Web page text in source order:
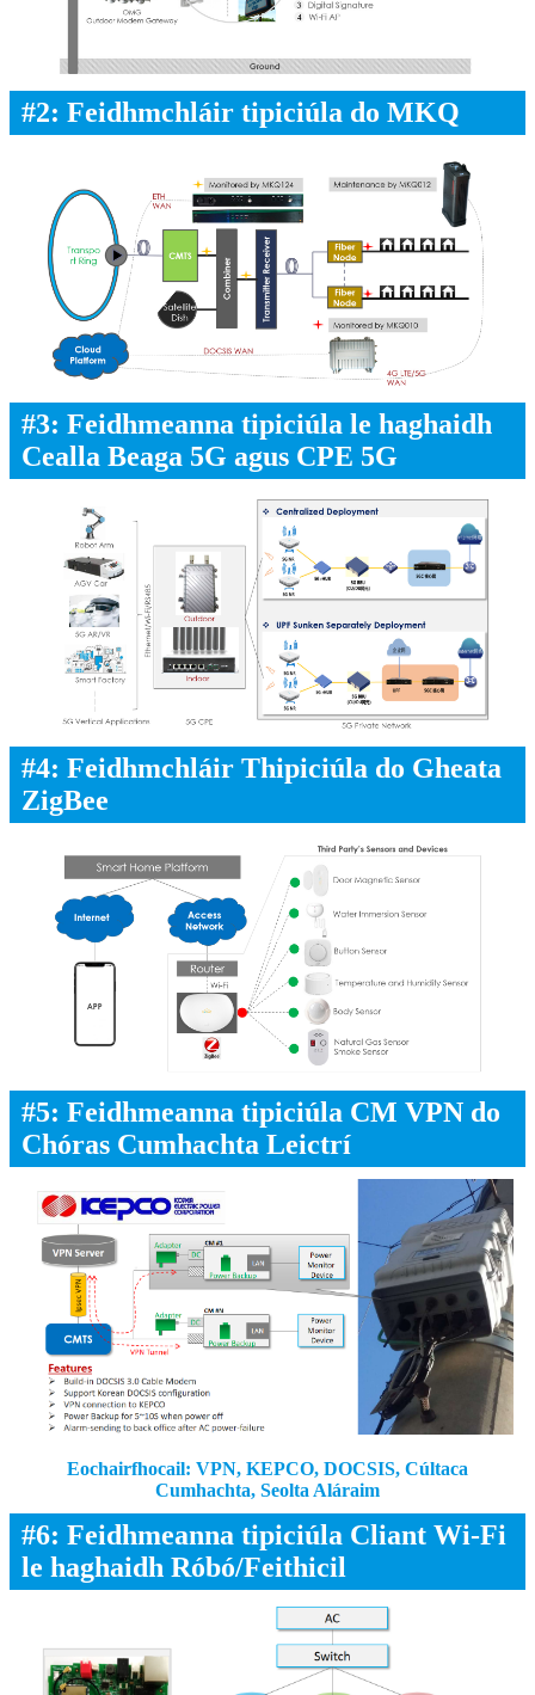
#2: Feidhmchláir tipiciúla do MKQ
#3: Feidhmeanna tipiciúla le haghaidh
Cealla Beaga 5G agus CPE 5G
#4: Feidhmchláir Thipiciúla do Gheata
ZigBee
#5: Feidhmeanna tipiciúla CM VPN do
Chóras Cumhachta Leictrí
Eochairfhocail: VPN, KEPCO, DOCSIS, Cúltaca
Cumhachta, Seolta Aláraim
#6: Feidhmeanna tipiciúla Cliant Wi-Fi
le haghaidh Róbó/Feithicil